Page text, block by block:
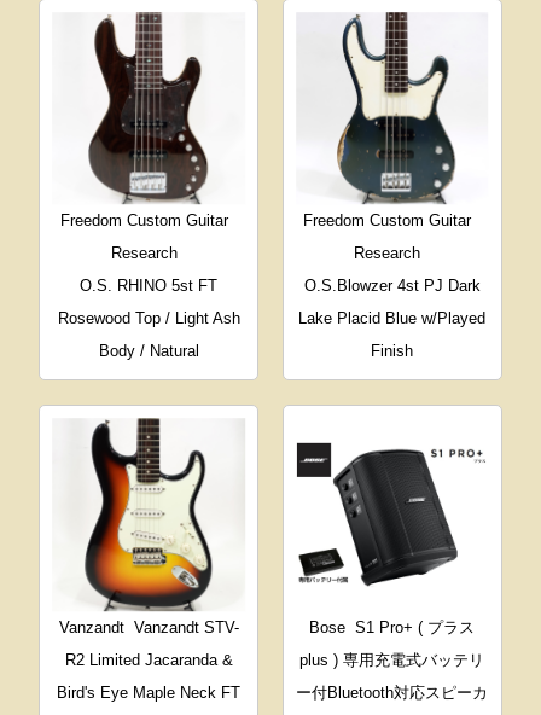
Freedom Custom Guitar
Research
O.S. RHINO 5st FT
Rosewood Top / Light Ash
Body / Natural
Freedom Custom Guitar
Research
O.S.Blowzer 4st PJ Dark
Lake Placid Blue w/Played
Finish
Vanzandt Vanzandt STV-
R2 Limited Jacaranda &
Bird's Eye Maple Neck FT
Bose S1 Pro+ ( プラス
plus ) 専用充電式バッテリ
ー付Bluetooth対応スピーカ